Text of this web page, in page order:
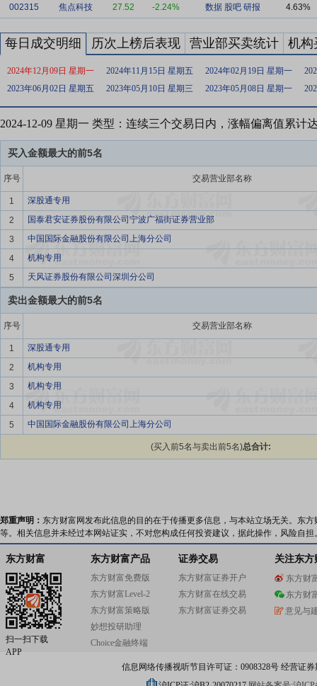
002315 焦点科技 27.52 -2.24% 数据 股吧 研报 4.63%
每日成交明细 历次上榜后表现 营业部买卖统计 机构
2024年12月09日 星期一 2024年11月15日 星期五 2024年02月19日 星期一
2023年06月02日 星期五
2023年05月10日 星期三 2023年05月08日 星期一
2024-12-09 星期一 类型：连续三个交易日内，涨幅偏离值累计
买入金额最大的前5名
序号 交易营业部名称
1
深股通专用
2
国泰君安证券股份有限公司宁波广福街证券营业部
3
中国国际金融股份有限公司上海分公司
4
机构专用
5
天风证券股份有限公司深圳分公司
卖出金额最大的前5名
序号 交易营业部名称
1
深股通专用
2
机构专用
3
机构专用
4
机构专用
5
中国国际金融股份有限公司上海分公司
(买入前5名与卖出前5名)总合计:
郑重声明： 东方财富网发布此信息的目的在于传播更多信息，与本站立场无关。东
等。相关信息并未经过本网站证实，不对您构成任何投资建议，据此操作，风险自担